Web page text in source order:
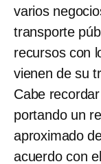
varios
transporte
recursos con
vienen de su
Cabe
portando un
aproximado
acuerdo con